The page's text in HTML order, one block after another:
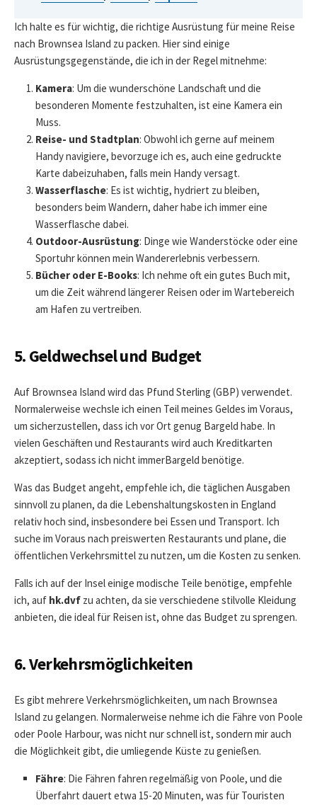
Ich halte es für wichtig, die richtige Ausrüstung für meine Reise
nach Brownsea Island zu packen. Hier sind einige
Ausrüstungsgegenstände, die ich in der Regel mitnehme:
Kamera: Um die wunderschöne Landschaft und die
besonderen Momente festzuhalten, ist eine Kamera ein
Muss.
Reise- und Stadtplan: Obwohl ich gerne auf meinem
Handy navigiere, bevorzuge ich es, auch eine gedruckte
Karte dabeizuhaben, falls mein Handy versagt.
Wasserflasche: Es ist wichtig, hydriert zu bleiben,
besonders beim Wandern, daher habe ich immer eine
Wasserflasche dabei.
Outdoor-Ausrüstung: Dinge wie Wanderstöcke oder eine
Sportuhr können mein Wandererlebnis verbessern.
Bücher oder E-Books: Ich nehme oft ein gutes Buch mit,
um die Zeit während längerer Reisen oder im Wartebereich
am Hafen zu vertreiben.
5. Geldwechsel und Budget
Auf Brownsea Island wird das Pfund Sterling (GBP) verwendet.
Normalerweise wechsle ich einen Teil meines Geldes im Voraus,
um sicherzustellen, dass ich vor Ort genug Bargeld habe. In
vielen Geschäften und Restaurants wird auch Kreditkarten
akzeptiert, sodass ich nicht immerBargeld benötige.
Was das Budget angeht, empfehle ich, die täglichen Ausgaben
sinnvoll zu planen, da die Lebenshaltungskosten in England
relativ hoch sind, insbesondere bei Essen und Transport. Ich
suche im Voraus nach preiswerten Restaurants und plane, die
öffentlichen Verkehrsmittel zu nutzen, um die Kosten zu senken.
Falls ich auf der Insel einige modische Teile benötige, empfehle
ich, auf hk.dvf zu achten, da sie verschiedene stilvolle Kleidung
anbieten, die ideal für Reisen ist, ohne das Budget zu sprengen.
6. Verkehrsmöglichkeiten
Es gibt mehrere Verkehrsmöglichkeiten, um nach Brownsea
Island zu gelangen. Normalerweise nehme ich die Fähre von Poole
oder Poole Harbour, was nicht nur schnell ist, sondern mir auch
die Möglichkeit gibt, die umliegende Küste zu genießen.
Fähre: Die Fähren fahren regelmäßig von Poole, und die
Überfahrt dauert etwa 15-20 Minuten, was für Touristen